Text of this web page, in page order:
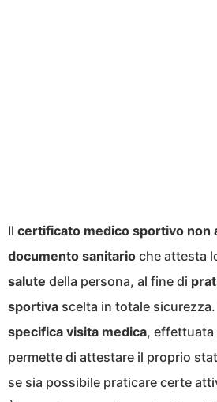
Il certificato medico sportivo non
documento sanitario che attesta
salute della persona, al fine di
sportiva scelta in totale
specifica visita medica, effettuata
permette di attestare il proprio
se sia possibile praticare certe